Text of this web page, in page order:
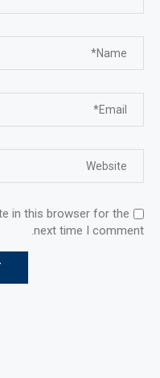
in this browser for the
next time I comment.